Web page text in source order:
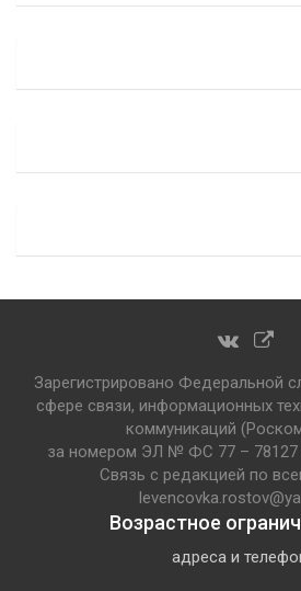
Зарегистрировано Федеральной
сфере связи, информационных
коммуникаций
за номером ЭЛ № ФС 77 – 78127
Связь с редакцией по
Возрастное
адреса и